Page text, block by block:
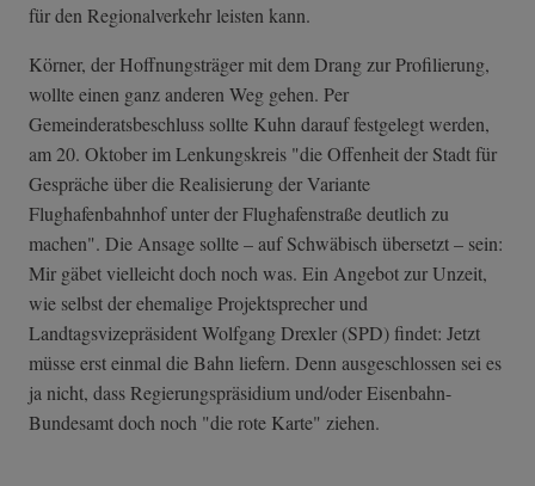
für den Regionalverkehr leisten kann.
Körner, der Hoffnungsträger mit dem Drang zur Profilierung,
wollte einen ganz anderen Weg gehen. Per
Gemeinderatsbeschluss sollte Kuhn darauf festgelegt werden,
am 20. Oktober im Lenkungskreis "die Offenheit der Stadt für
Gespräche über die Realisierung der Variante
Flughafenbahnhof unter der Flughafenstraße deutlich zu
machen". Die Ansage sollte – auf Schwäbisch übersetzt – sein:
Mir gäbet vielleicht doch noch was. Ein Angebot zur Unzeit,
wie selbst der ehemalige Projektsprecher und
Landtagsvizepräsident Wolfgang Drexler (SPD) findet: Jetzt
müsse erst einmal die Bahn liefern. Denn ausgeschlossen sei es
ja nicht, dass Regierungspräsidium und/oder Eisenbahn-
Bundesamt doch noch "die rote Karte" ziehen.